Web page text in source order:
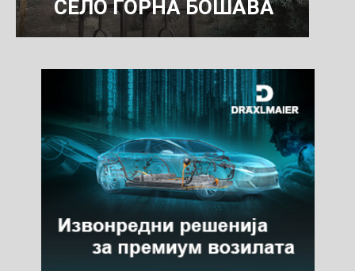
СЕЛО ГОРНА БОШАВА